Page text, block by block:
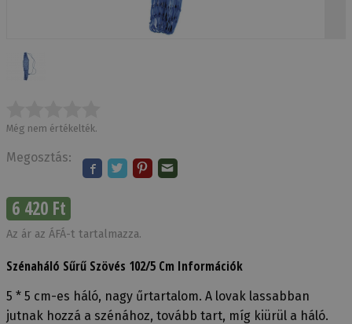
Még nem értékelték.
Megosztás:
6 420 Ft
Az ár az ÁFÁ-t tartalmazza.
Szénaháló Sűrű Szövés 102/5 Cm Információk
5 * 5 cm-es háló, nagy űrtartalom. A lovak lassabban
jutnak hozzá a szénához, tovább tart, míg kiürül a háló.